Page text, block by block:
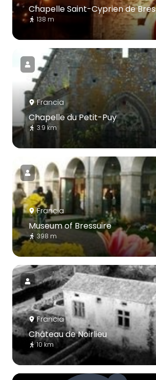
Chapelle Saint-Cyprien de
138 m
Francia
Chapelle du Petit-Puy
3.9 km
Francia
Museum of Bressuire
398 m
Francia
Château de Noirlieu
10 km